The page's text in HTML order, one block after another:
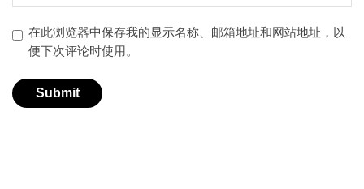
在此浏览器中保存我的显示名称、邮箱地址和网站地址，以
便下次评论时使用。